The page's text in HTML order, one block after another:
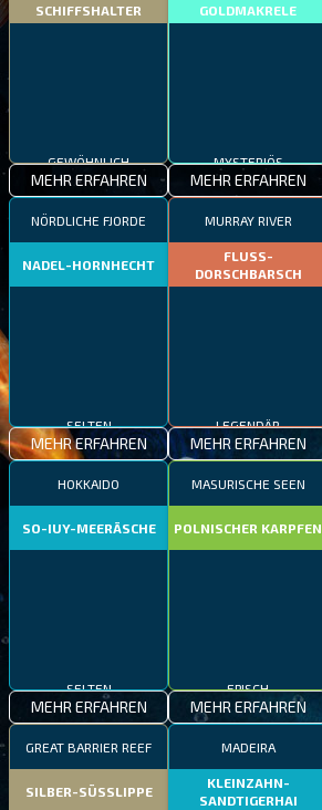
SCHIFFSHALTER
MEHR ERFAHREN
GOLDMAKRELE
MEHR ERFAHREN
NÖRDLICHE FJORDE
NADEL-HORNHECHT
MEHR ERFAHREN
MURRAY RIVER
FLUSS-
DORSCHBARSCH
MEHR ERFAHREN
HOKKAIDO
SO-IUY-MEERÄSCHE
MEHR ERFAHREN
MASURISCHE SEEN
POLNISCHER KARPFEN
MEHR ERFAHREN
GREAT BARRIER REEF
SILBER-SÜSSLIPPE
MADEIRA
KLEINZAHN-
SANDTIGERHAI